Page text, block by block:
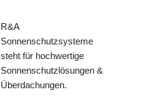
R&A
Sonnenschutzsysteme
steht für hochwertige
Sonnenschutzlösungen &
Überdachungen.